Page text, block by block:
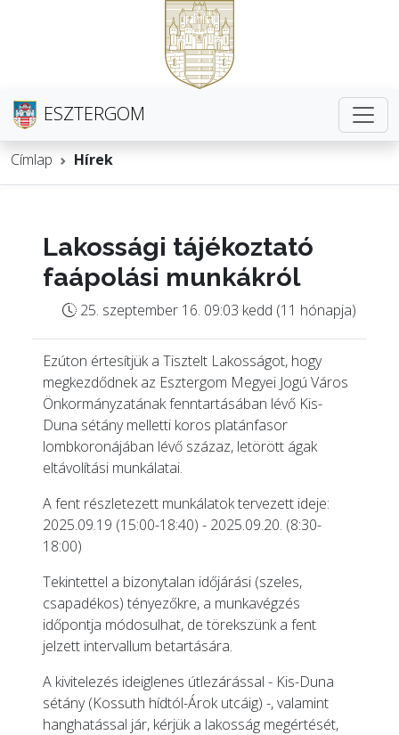
ESZTERGOM
Címlap Hírek
Lakossági tájékoztató
faápolási munkákról
25. szeptember 16. 09:03 kedd (11 hónapja)
Ezúton értesítjük a Tisztelt Lakosságot, hogy
megkezdődnek az Esztergom Megyei Jogú Város
Önkormányzatának fenntartásában lévő Kis-
Duna sétány melletti koros platánfasor
lombkoronájában lévő százaz, letörött ágak
eltávolítási munkálatai.
A fent részletezett munkálatok tervezett ideje:
2025.09.19 (15:00-18:40) - 2025.09.20. (8:30-
18:00)
Tekintettel a bizonytalan időjárási (szeles,
csapadékos) tényezőkre, a munkavégzés
időpontja módosulhat, de törekszünk a fent
jelzett intervallum betartására.
A kivitelezés ideiglenes útlezárással - Kis-Duna
sétány (Kossuth hídtól-Árok utcáig) -, valamint
hanghatással jár, kérjük a lakosság megértését,